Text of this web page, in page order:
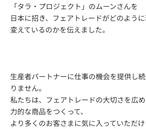
「タラ・プロジェクト」 のムーンさんを
日本に招き、フェアトレードがどのよう
変えているのかを伝えました。
生産者パートナーに仕事の機会を提供し
りません。
私たちは、フェアトレードの大切さを広
力的な商品をつくって、
より多くのお客さまに気に入っていただ